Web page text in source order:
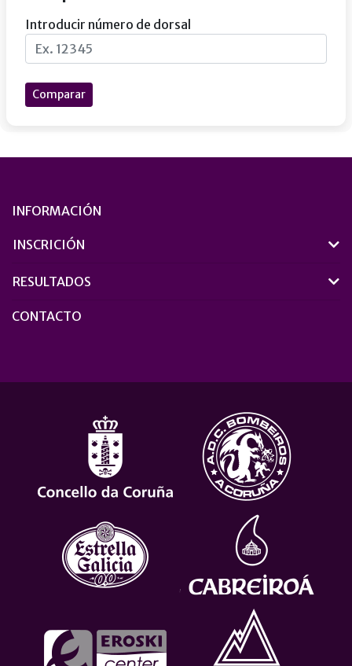
Introducir número de dorsal
Comparar
INFORMACIÓN
INSCRICIÓN
RESULTADOS
CONTACTO